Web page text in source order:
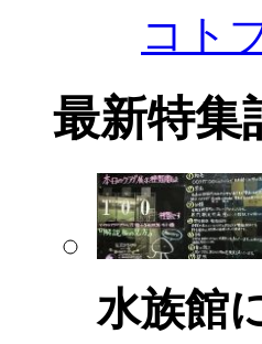
コト
最新特集
水族館